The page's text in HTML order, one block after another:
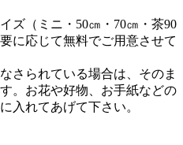
ズ（ミニ・50㎝・70㎝・茶90
に応じて無料でご用意させて
さられている場合は、そのま
。お花や好物、お手紙などの
入れてあげて下さい。